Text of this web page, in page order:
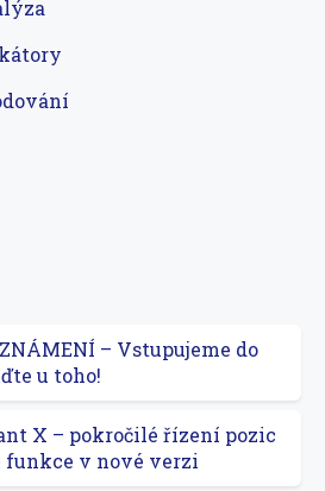
– Vstupujeme do
u toho!
X – pokročilé řízení pozic
funkce v nové verzi